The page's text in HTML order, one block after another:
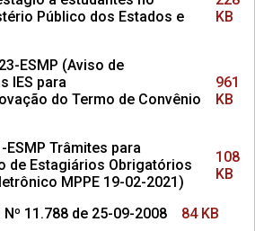
Público dos Estados e
KB
ESMP (Aviso de
IES para
do Termo de Convênio
961
KB
ESMP Trâmites para
de Estagiários Obrigatórios
MPPE 19-02-2021)
108
KB
Nº 11.788 de 25-09-2008 84 KB